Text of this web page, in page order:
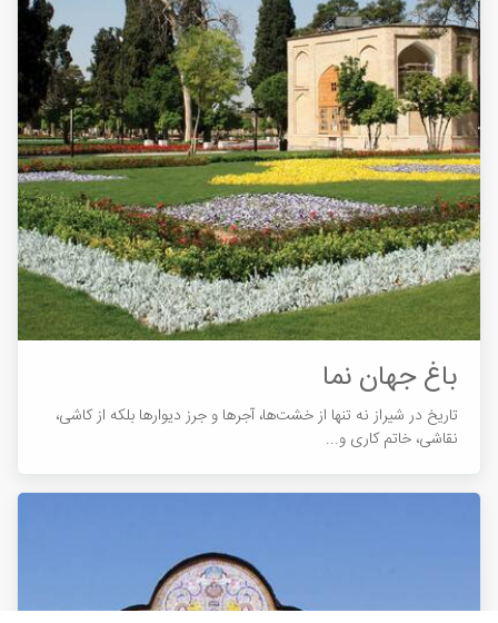
باغ جهان نما
تاریخ در شیراز نه تنها از خشت‌ها، آجرها و جرز دیوارها بلکه از کاشی،
نقاشی، خاتم کاری و...